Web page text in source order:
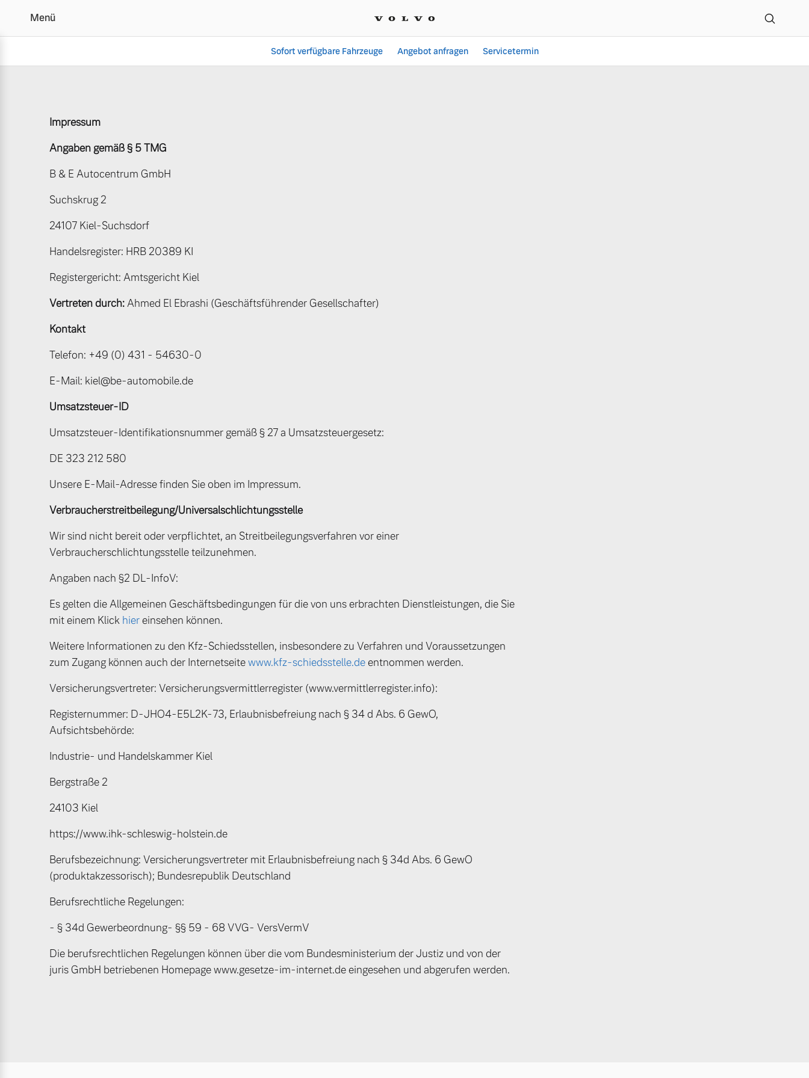
Menü
Sofort verfügbare Fahrzeuge Angebot anfragen Servicetermin
Vollelektrisch
3 Modelle
Mild-Hybrid
Geschäftskunden
Editionsmodelle
Konnektivität
Angebot anfragen
Die Neuwagenalternative
Mehr erfahren
Mehr erfahren
Aktuelle Angebote
Geschäftskunden
Volvo Gebrauchtwagenbörse
Gebrauchtwagen
Volvo kauft Ihr Auto
Aktuelle Zubehörangebote
Zubehörkatalog
Aktuelle Serviceangebote
Service by Volvo
Mehr erfahren
Entdecken Sie unsere saisonalen Angebote.
Über uns
Unser Team
Karriere
Unsere News & Events
Impressum
Angaben gemäß § 5 TMG
B & E Autocentrum GmbH
Suchskrug 2
24107 Kiel-Suchsdorf
Handelsregister: HRB 20389 KI
Registergericht: Amtsgericht Kiel
Vertreten durch:Ahmed El Ebrashi (Geschäftsführender Gesellschafter)
Kontakt
Telefon: +49 (0) 431 - 54630-0
E-Mail: kiel@be-automobile.de
Umsatzsteuer-ID
Umsatzsteuer-Identifikationsnummer gemäß § 27 a Umsatzsteuergesetz:
DE 323 212 580
Unsere E-Mail-Adresse finden Sie oben im Impressum.
Verbraucher­streit­beilegung/Universal­schlichtungs­stelle
Wir sind nicht bereit oder verpflichtet, an Streitbeilegungsverfahren vor einer
Verbraucherschlichtungsstelle teilzunehmen.
Angaben nach §2 DL-InfoV:
Es gelten die Allgemeinen Geschäftsbedingungen für die von uns erbrachten Dienstleistungen, die Sie
mit einem Klick hiereinsehen können.
Weitere Informationen zu den Kfz-Schiedsstellen, insbesondere zu Verfahren und Voraussetzungen
zum Zugang können auch der Internetseitewww.kfz-schiedsstelle.deentnommen werden.
Versicherungsvertreter: Versicherungsvermittlerregister (www.vermittlerregister.info):
Registernummer: D-JHO4-E5L2K-73, Erlaubnisbefreiung nach § 34 d Abs. 6 GewO,
Aufsichtsbehörde:
Industrie- und Handelskammer Kiel
Bergstraße 2
24103 Kiel
https://www.ihk-schleswig-holstein.de
Berufsbezeichnung: Versicherungsvertreter mit Erlaubnisbefreiung nach § 34d Abs. 6 GewO
(produktakzessorisch); Bundesrepublik Deutschland
Berufsrechtliche Regelungen:
- § 34d Gewerbeordnung- §§ 59 - 68 VVG- VersVermV
Die berufsrechtlichen Regelungen können über die vom Bundesministerium der Justiz und von der
juris GmbH betriebenen Homepage www.gesetze-im-internet.de eingesehen und abgerufen werden.